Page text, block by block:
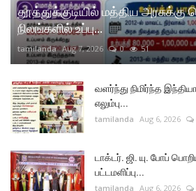
தூத்துக்குடியில் மத்திய
நிலங்களில் உப்பு...
tamilanda Aug 7, 2026 0 51
வளர்ந்து நிமிர்ந்த
எலும்பு...
tamilanda Aug 6, 2026
டாக்டர். ஜி. யு. போப்
பட்டமளிப்பு...
tamilanda Aug 6, 2026